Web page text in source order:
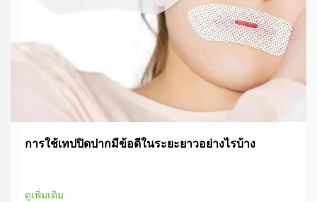
การใช้เทปปิดปากมีข้อดีในระยะยาวอย่างไรบ้าง
ดูเพิ่มเติม